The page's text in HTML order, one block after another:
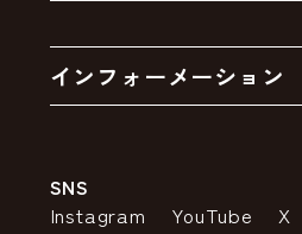
卸販売・大量注文
アウトレットセール
お支払いについて
インフォーメーション
特定商取引法の表示
SNS
Instagram YouTube X